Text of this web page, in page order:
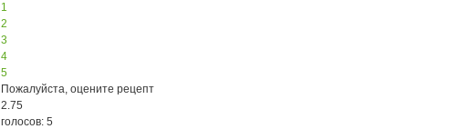
1
2
3
4
5
Пожалуйста, оцените рецепт
2.75
голосов: 5